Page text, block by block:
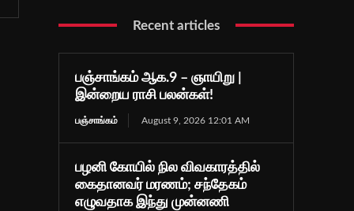
Recent articles
பஞ்சாங்கம் ஆக.9 – ஞாயிறு |
இன்றைய ராசி பலன்கள்!
பஞ்சாங்கம் August 9, 2026 12:01 AM
பழனி கோயில் நில விவகாரத்தில்
கைதானவர் மரணம்; சந்தேகம்
எழுவதாக இந்து முன்னணி